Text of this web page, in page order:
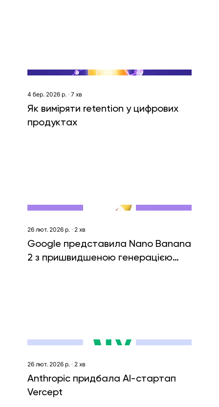
4 бер. 2026 р.∙ 7 хв
Як виміряти retention у цифрових
продуктах
26 лют. 2026 р. ∙ 2 хв
Google представила Nano Banana
2 з пришвидшеною генерацією
26 лют. 2026 р.∙ 2 хв
Anthropic придбала AI-стартап
Vercept